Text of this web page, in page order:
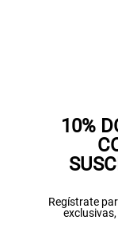
10%
Regístrate